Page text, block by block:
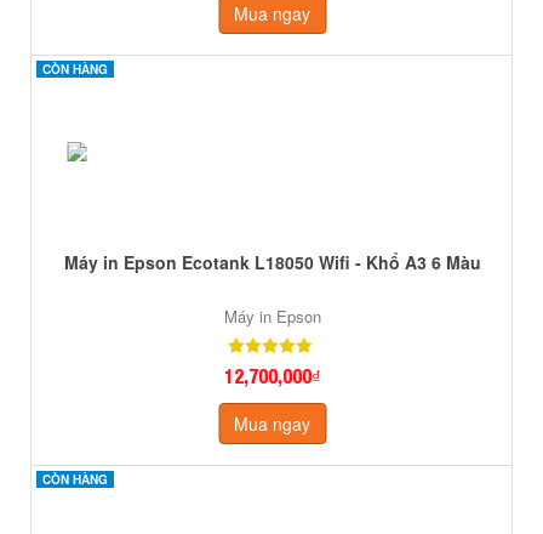
Mua ngay
CÒN HÀNG
CÒN HÀNG
Máy in Epson Ecotank L18050 Wifi - Khổ A3 6 Màu
Máy in Epson
12,700,000₫
Mua ngay
CÒN HÀNG
CÒN HÀNG